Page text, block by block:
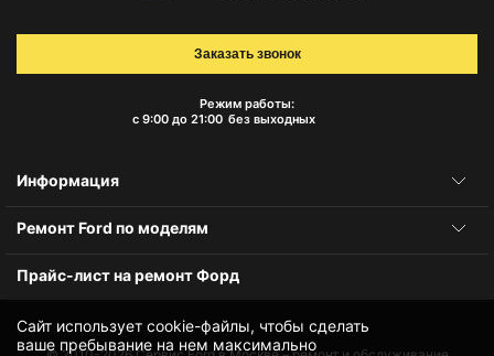
Сайт использует cookie-файлы, чтобы сделать
ваше пребывание на нем максимально
Режим работы:
с 9:00 до 21:00 без выходных
Заказать звонок
Информация
Ремонт Ford по моделям
Прайс-лист на ремонт Форд